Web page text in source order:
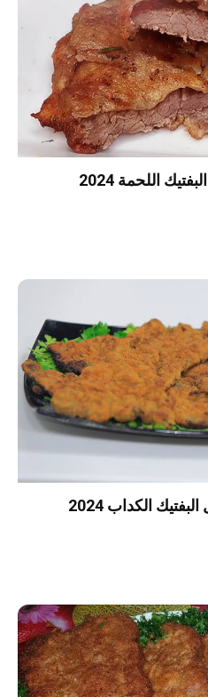
اللحمة 2024
الكداب 2024